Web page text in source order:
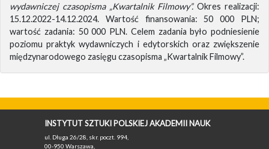
wydawniczej czasopisma „Kwartalnik Filmowy”.Okres realizacji:
15.12.2022-14.12.2024. Wartość finansowania: 50 000 PLN;
wartość zadania: 50 000 PLN. Celem zadania było podniesienie
poziomu praktyk wydawniczych i edytorskich oraz zwiększenie
międzynarodowego zasięgu czasopisma „Kwartalnik Filmowy”.
INSTYTUT SZTUKI POLSKIEJ AKADEMII NAUK
ul. Długa 26/28, skr. poczt. 994,
00-950 Warszawa,